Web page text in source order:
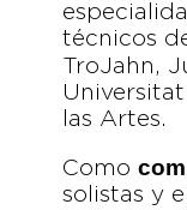
técnicos
TroJahn,
las Artes.
Como
solistas y